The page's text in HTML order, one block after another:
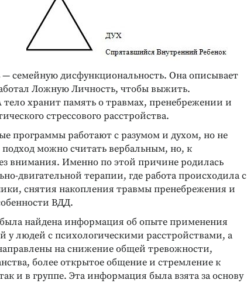
— семейную дисфункциональность. Она описывает
Ложную Личность, чтобы выжить.
хранит память о травмах, пренебрежении и
стрессового расстройства.
программы работают с разумом и духом, но не
можно считать вербальным, но, к
внимания. Именно по этой причине родилась
двигательной терапии, где работа происходила с
снятия накопления травмы пренебрежения и
ВДД.
найдена информация об опыте применения
людей с психологическими расстройствами, а
на снижение общей тревожности,
более открытое общение и стремление к
и в группе. Эта информация была взята за основу